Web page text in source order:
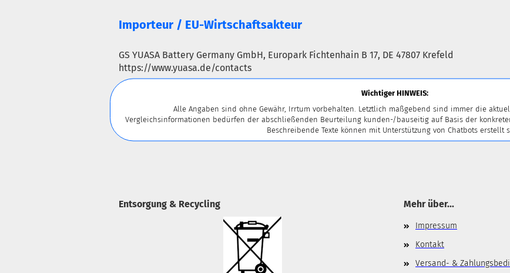
Importeur / EU-Wirtschaftsakteur
GS YUASA Battery Germany GmbH, Europark Fichtenhain B 17, DE 47807 Krefeld
https://www.yuasa.de/contacts
Wichtiger HINWEIS:
Alle Angaben sind ohne Gewähr, Irrtum vorbehalten. Letztlich maßgebend sind immer die
Vergleichsinformationen bedürfen der abschließenden Beurteilung kunden-/bauseitig auf Basis der
Beschreibende Texte können mit Unterstützung von Chatbots erstellt
Entsorgung & Recycling Mehr über...
Impressum
Kontakt
Versand- &